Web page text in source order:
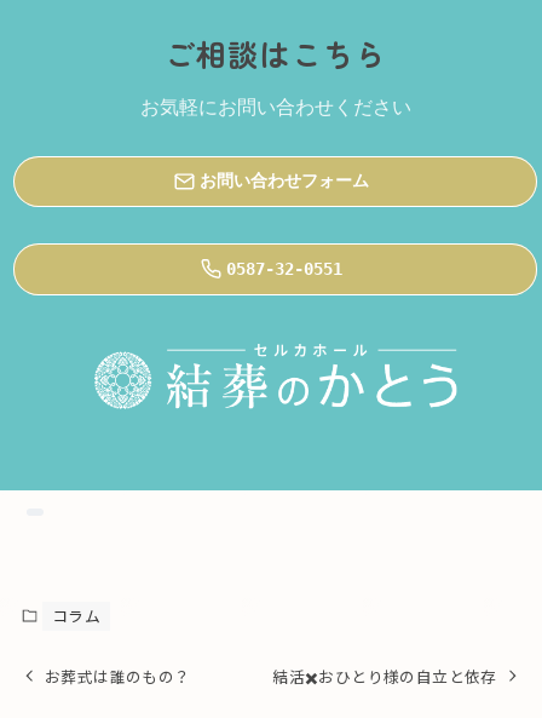
ご相談はこちら
お気軽にお問い合わせください
お問い合わせフォーム
0587-32-0551
コラム
お葬式は誰のもの？ 結活✖️おひとり様の自立と依存